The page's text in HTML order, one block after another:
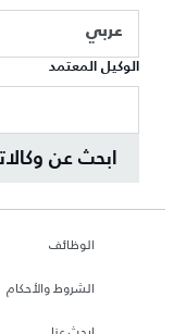
عربي
الوكيل المعتمد
ابحث عن
الوظائف
الشروط والأحكام